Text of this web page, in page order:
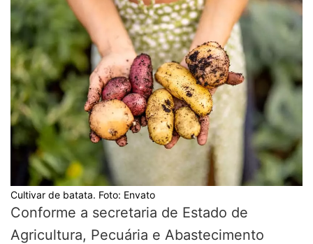
Cultivar de batata. Foto: Envato
Conforme a secretaria de Estado de
Agricultura, Pecuária e Abastecimento